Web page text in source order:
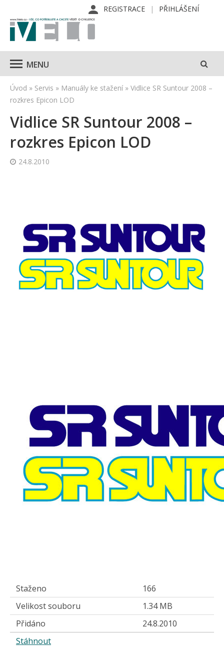
REGISTRACE PŘIHLÁŠENÍ
MENU
Úvod » Servis » Manuály ke stažení » Vidlice SR Suntour 2008 –
rozkres Epicon LOD
Vidlice SR Suntour 2008 –
rozkres Epicon LOD
24.8.2010
Staženo
166
Velikost souboru
1.34 MB
Přidáno
24.8.2010
Stáhnout